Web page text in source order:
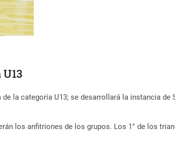
la categoría U13; se desarrollará la instancia
los anfitriones de los grupos. Los 1° de los